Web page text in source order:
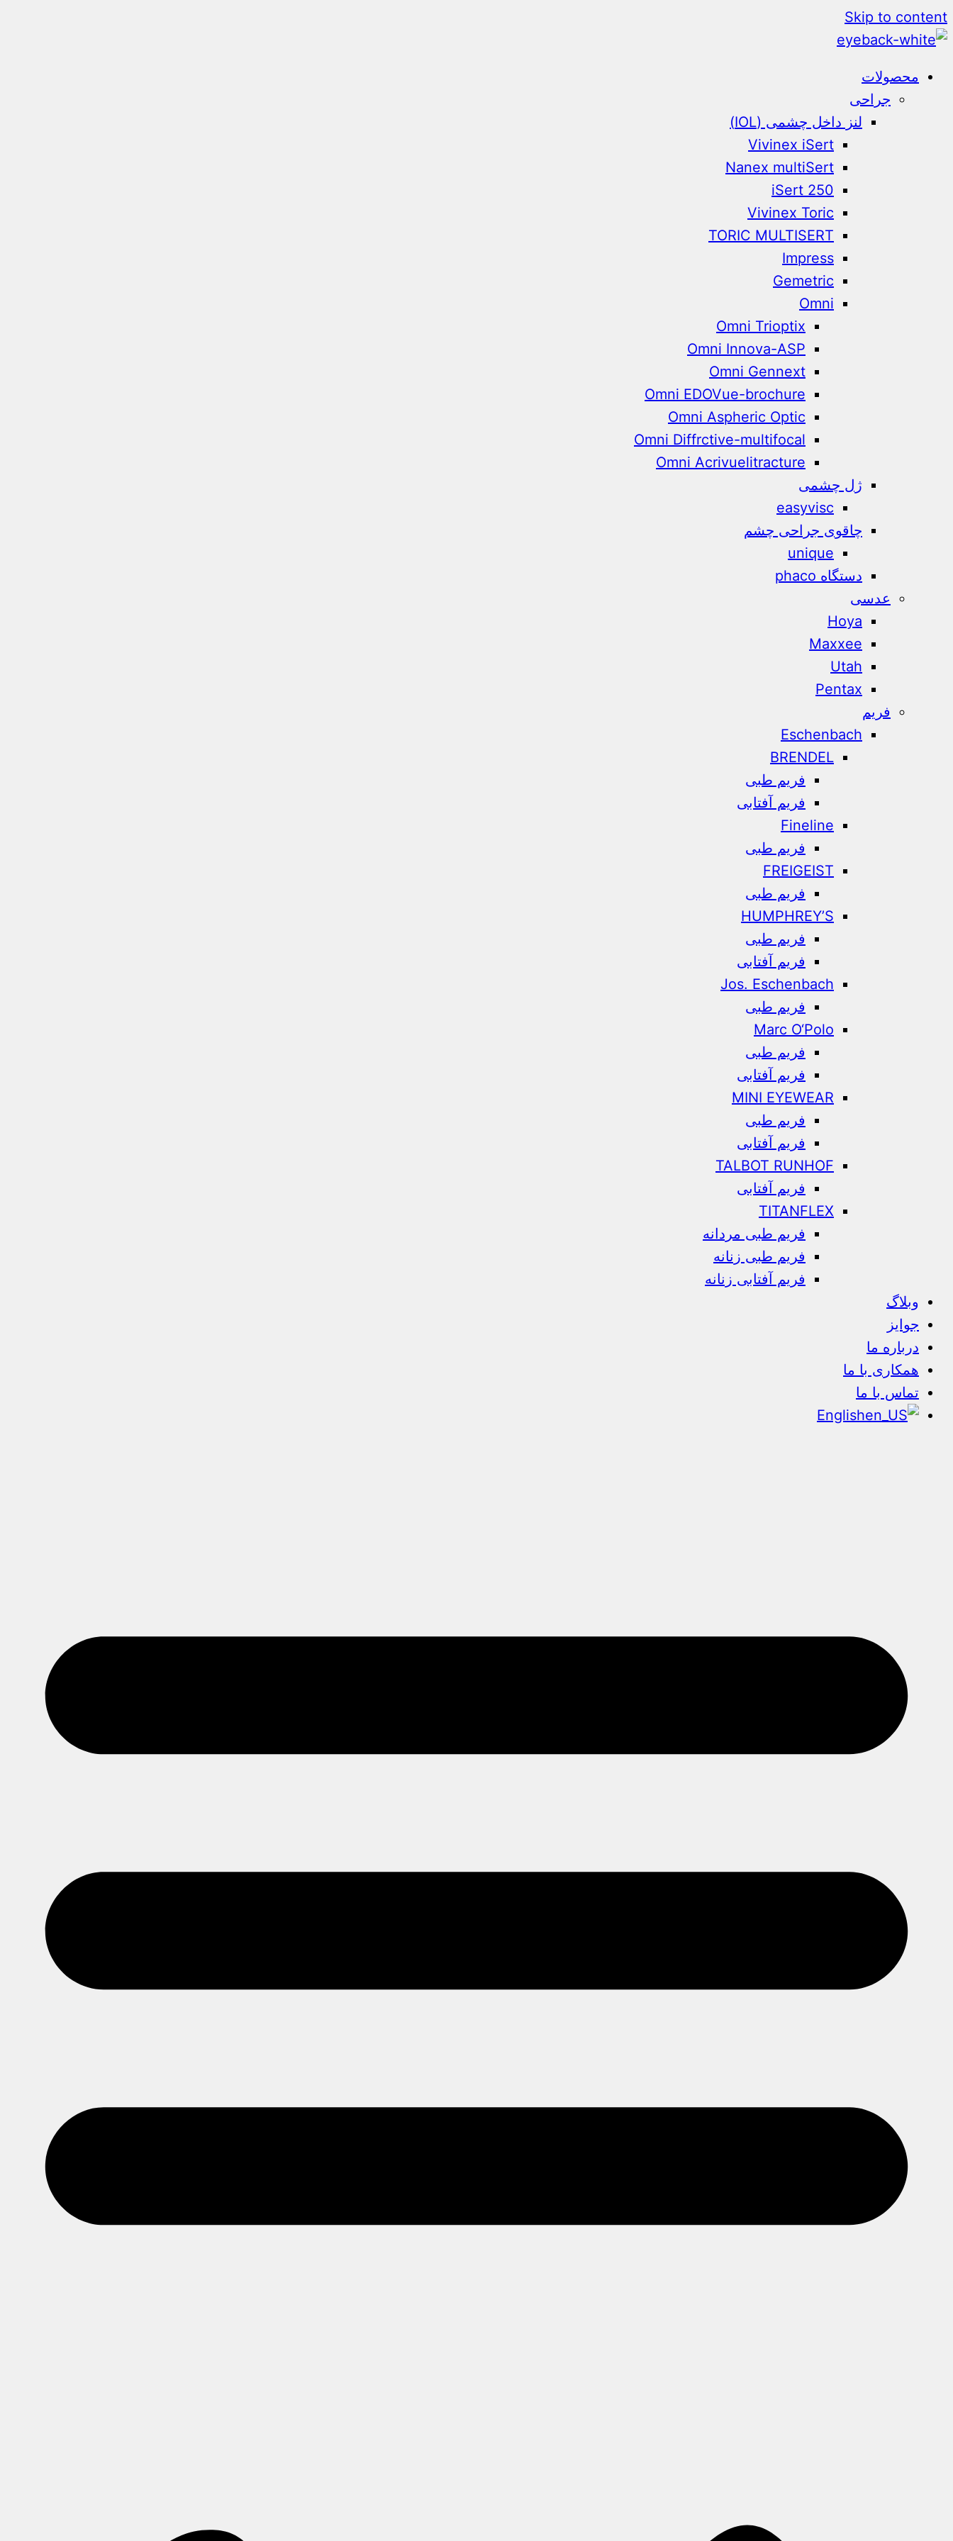
Skip to content
محصولات
جراحی
لنز داخل چشمی (IOL)
Vivinex iSert
Nanex multiSert
iSert 250
Vivinex Toric
TORIC MULTISERT
Impress
Gemetric
Omni
Omni Trioptix
Omni Innova-ASP
Omni Gennext
Omni EDOVue-brochure
Omni Aspheric Optic
Omni Diffrctive-multifocal
Omni Acrivuelitracture
ژل چشمی
easyvisc
چاقوی جراحی چشم
unique
دستگاه phaco
عدسی
Hoya
Maxxee
Utah
Pentax
فریم
Eschenbach
BRENDEL
فریم طبی
فریم آفتابی
Fineline
فریم طبی
FREIGEIST
فریم طبی
HUMPHREY’S
فریم طبی
فریم آفتابی
Jos. Eschenbach
فریم طبی
Marc O‘Polo
فریم طبی
فریم آفتابی
MINI EYEWEAR
فریم طبی
فریم آفتابی
TALBOT RUNHOF
فریم آفتابی
TITANFLEX
فریم طبی مردانه
فریم طبی زنانه
فریم آفتابی زنانه
وبلاگ
جوایز
درباره ما
همکاری با ما
تماس با ما
English